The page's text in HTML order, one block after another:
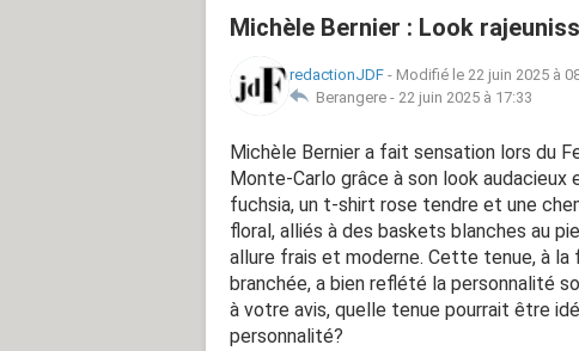
Michèle Bernier : Look
redactionJDF - Modifié le 22 juin 2025 à
Berangere - 22 juin 2025 à 17:33
Michèle Bernier a fait sensation lors du
Monte-Carlo grâce à son look audacieux
fuchsia, un t-shirt rose tendre et une
floral, alliés à des baskets blanches au
allure frais et moderne. Cette tenue, à
branchée, a bien reflété la personnalité
à votre avis, quelle tenue pourrait être
personnalité?